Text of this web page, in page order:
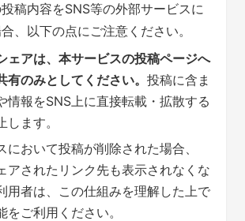
稿内容をSNS等の外部サービスに
、以下の点にご注意ください。
ェアは、本サービスの投稿ページへ
有のみとしてください。 投稿に含ま
情報をSNS上に直接転載・拡散する
ます。
において投稿が削除された場合、
アされたリンク先も表示されなくな
用者は、この仕組みを理解した上で
をご利用ください。